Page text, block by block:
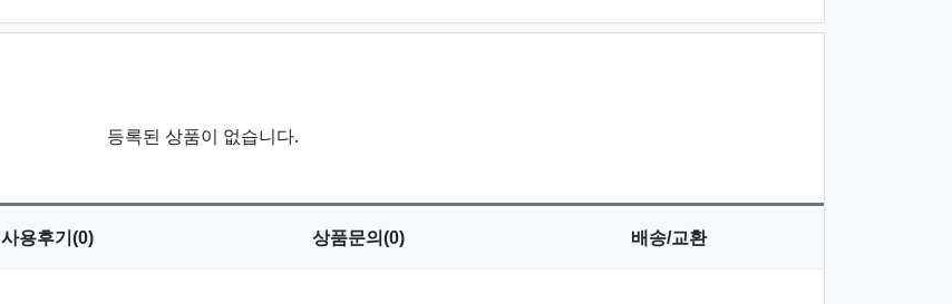
등록된 상품이 없습니다.
사용후기(0) 상품문의(0) 배송/교환